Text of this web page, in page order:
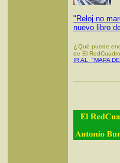
"Reloj no
nuevo libro
¿ Qué puede
de El
IR AL "MAPA